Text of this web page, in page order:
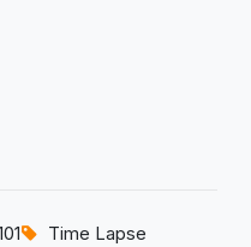
Time Lapse